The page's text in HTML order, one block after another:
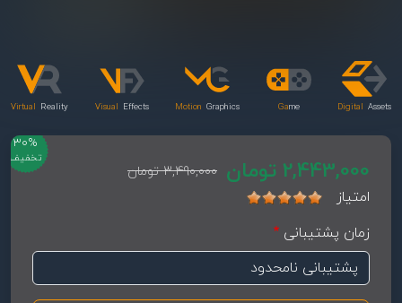
Digital Assets
Game
Motion Graphics
Visual Effects
Virtual Reality
2,443,000 تومان 3,490,000 تومان
تخفیف
30%
امتیاز
زمان پشتیبانی